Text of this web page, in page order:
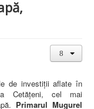
de investiții aflate în
Cetățeni, cel mai
Primarul Mugurel